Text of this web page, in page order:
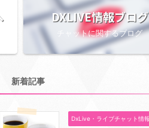
DXLIVE情報ブログ
チャットに関するブログ
新着記事
DxLive・ライブチャット情報